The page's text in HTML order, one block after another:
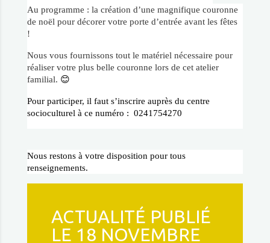
Au programme : la création d’une magnifique couronne
de noël pour décorer votre porte d’entrée avant les fêtes
!
Nous vous fournissons tout le matériel nécessaire pour
réaliser votre plus belle couronne lors de cet atelier
familial. 😊
Pour participer, il faut s’inscrire auprès du centre
socioculturel à ce numéro : 0241754270
Nous restons à votre disposition pour tous
renseignements.
ACTUALITÉ PUBLIÉ
LE 18 NOVEMBRE